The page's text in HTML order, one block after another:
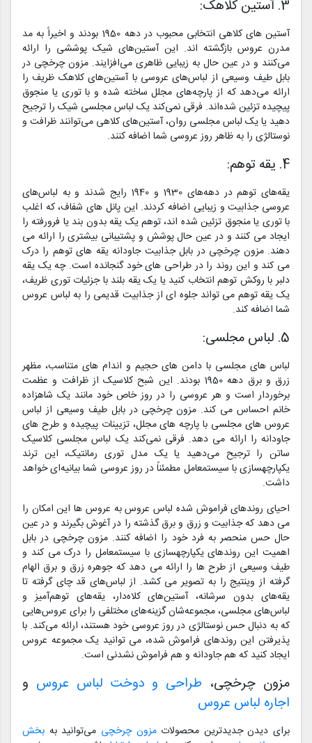
3. آستین کلاهک:
آستین های کلاهی انتخابی محبوب در دهه 1950 بودند و اخیراً به مد
مدرن عروس بازگشته اند. این آستین‌های شیک پوششی را ارائه
می‌کنند و در عین حال به زیبایی ظاهری می‌افزایند. مزون چرخچی در
بابل طیف وسیعی از لباس‌های عروسی با آستین‌های کلاهک ظریف را
ارائه می‌دهد که از پارچه‌های مجلل ساخته شده و با توری یا منجوق
پیچیده تزئین شده‌اند. فرقی نمی‌کند یک لباس مجلسی شیک را ترجیح
دهید یا یک لباس مجلسی روان، آستین‌های کلاهی می‌توانند ظرافت و
نوستالژی را به ظاهر روز عروسی شما اضافه کنند.
4. یقه توهم:
یقه‌های توهم در دهه‌های 1930 و 1940 رایج شدند و به لباس‌های
عروسی جذابیت و زیبایی اضافه کردند. این پانل های شفاف، که اغلب
با توری یا منجوق تزئین شده اند، توهم یک یقه بدون بند یا فرورفته را
ایجاد می کنند و در عین حال پوشش و پشتیبانی بیشتری را ارائه می
دهند. مزون چرخچی در بابل جذابیت جاودانه یقه های توهم را درک
می کند و این روند را در طراحی های خود گنجانده است. چه یک یقه
دلبر با روکش توهم انتخاب کنید یا یک یقه بلند با جزئیات توری ظریف،
یک یقه توهم می تواند جلوه ای از جذابیت قدیمی را به لباس عروس
شما اضافه کند.
5. لباس مجلسی:
لباس های مجلسی با دامن های حجیم و اندام های متناسب، مظهر
زرق و برق دهه 1950 بودند. این شبح کلاسیک از ظرافت و عظمت
برخوردار است و هر عروسی را در روز خاص خود مانند یک شاهزاده
خانم احساس می کند. مزون چرخچی در بابل طیف وسیعی از لباس
عروس های مجلسی با پارچه های مجلل، تزیینات پیچیده و طرح های
جاودانه را ارائه می دهد. فرقی نمی‌کند یک لباس مجلسی کلاسیک
ساتن را ترجیح می‌دهید یا یک مدل توری رمانتیک، این ترند
یکپارچهسازی با سیستمعامل مطمئناً در روز عروسی شما بیانیه‌ای خواهد
داشت.
احیای روندهای فراموش شده لباس عروس به عروس ها این امکان را
می دهد که جذابیت و زرق و برق گذشته را در آغوش بگیرند و در عین
حال حس منحصر به فرد خود را اضافه کنند. مزون چرخچی در بابل
اهمیت این روندهای یکپارچهسازی با سیستمعامل را درک می کند و
طیف وسیعی از طرح ها را ارائه می دهد که جوهره زرق و برق الهام
گرفته از وینتیج را به تصویر می کشد. از لباس‌های قد چای گرفته تا
یقه‌های بدون سرشانه، آستین‌های کلاه‌دار، یقه‌های توهم‌آمیز و
لباس‌های مجلسی، مجموعه‌شان گزینه‌های مختلفی را برای عروس‌هایی
که به دنبال حس نوستالژی در روز عروسی خود هستند، ارائه می‌کند. با
پذیرفتن این روندهای فراموش شده، می توانید یک مجموعه عروس
ایجاد کنید که هم جاودانه و هم فراموش نشدنی است.
مزون چرخچی، طراحی و دوخت لباس عروس و
اجاره لباس عروس
برای دیدن جدیدترین محصولاتمزون چرخچی می‌توانید به بخش